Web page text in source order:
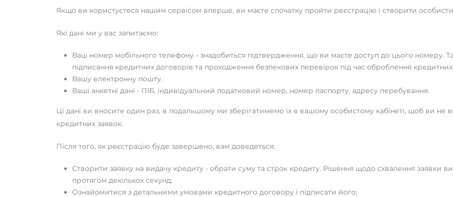
Якщо ви користуєтеся нашим сервісом вперше, ви маєте спочатку пройти реєстрацію і створити
Які дані ми у вас запитаємо:
Ваш номер мобільного телефону - знадобиться підтвердження, що ви маєте доступ до цього номеру.
підписання кредитних договорів та проходження безпекових перевірок під час оброблення кредитних
Вашу електронну пошту.
Ваші анкетні дані - ПІБ, індивідуальний податковий номер, номер паспорту, адресу перебування.
Ці дані ви вносите один раз, в подальшому ми зберігатимемо їх в вашому особистому кабінеті, щоб ви не
кредитних заявок.
Після того, як реєстрацію буде завершено, вам доведеться:
Створити заявку на видачу кредиту - обрати суму та строк кредиту. Рішення щодо схвалення заявки
протягом декількох секунд;
Ознайомитися з детальними умовами кредитного договору і підписати його;